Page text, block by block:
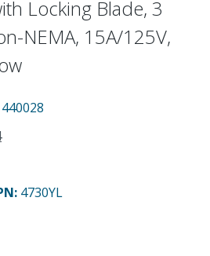
Locking Blade, 3
NEMA, 15A/125V,
4730YL